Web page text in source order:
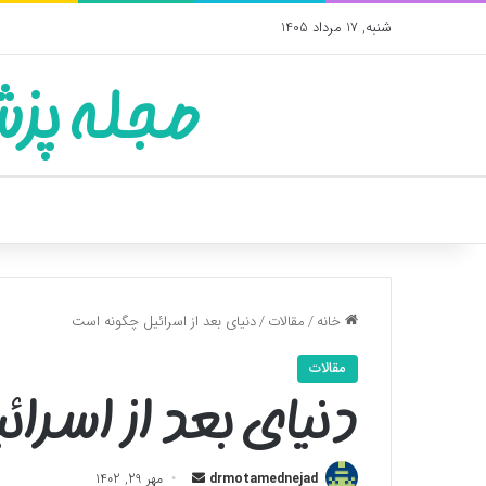
شنبه, 17 مرداد 1405
مجله
خانه/مقالات/دنیای بعد از اسرائیل چگونه است
مقالات
دنیای بعد از
drmotamednejad
ارسال مهر 29, 1402